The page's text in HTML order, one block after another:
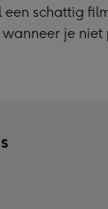
schattig
je